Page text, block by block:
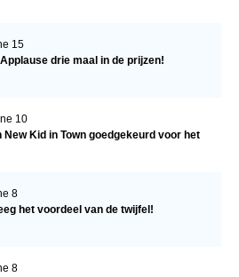
15
drie maal in de prijzen!
10
New Kid in Town goedgekeurd voor het
8
het voordeel van de twijfel!
8